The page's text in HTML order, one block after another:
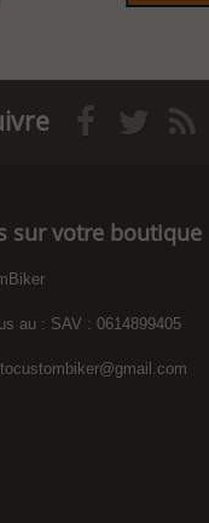
sur votre boutique
au : SAV : 0614899405